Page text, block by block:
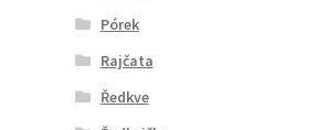
Pórek
Rajčata
Ředkve